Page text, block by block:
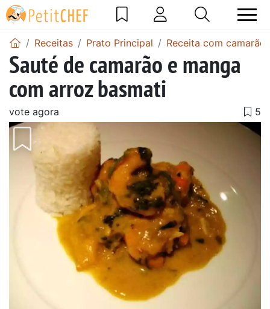
Receitas Prato Principal Receita com camarão
Sauté de camarão e manga
com arroz basmati
vote agora